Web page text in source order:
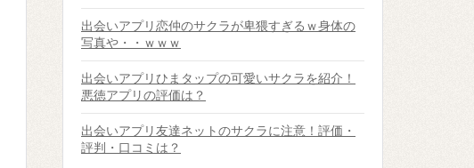
出会いアプリ恋仲のサクラが卑猥すぎるｗ身体の
写真や・・ｗｗｗ
出会いアプリひまタップの可愛いサクラを紹介！
悪徳アプリの評価は？
出会いアプリ友達ネットのサクラに注意！評価・
評判・口コミは？